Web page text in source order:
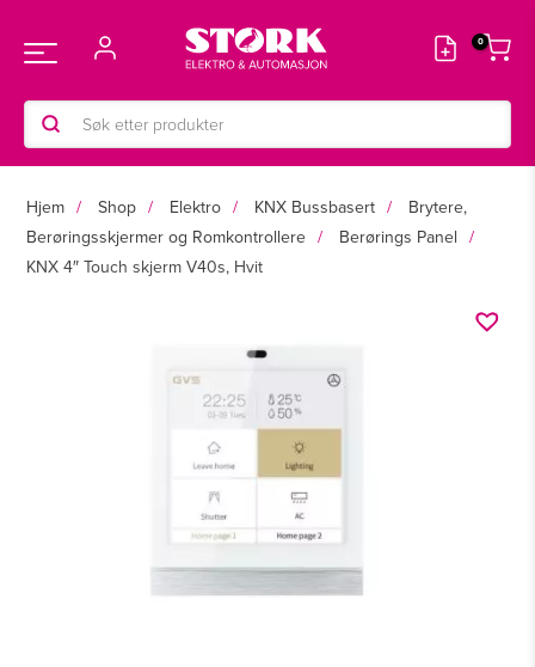
rett
innholdet
Main
Menu
Products
search
Hjem Shop Elektro KNX Bussbasert
Brytere,
Berøringsskjermer og Romkontrollere
Berørings Panel
KNX 4″ Touch skjerm V40s, Hvit